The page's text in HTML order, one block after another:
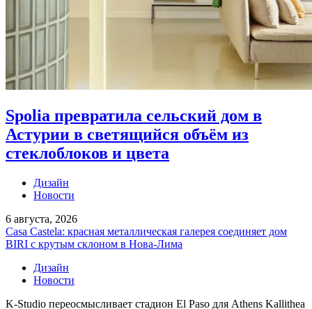
Spolia превратила сельский дом в
Астурии в светящийся объём из
стеклоблоков и цвета
Дизайн
Новости
6 августа, 2026
Casa Castela: красная металлическая галерея соединяет дом
BIRI с крутым склоном в Нова-Лима
Дизайн
Новости
K-Studio переосмысливает стадион El Paso для Athens Kallithea